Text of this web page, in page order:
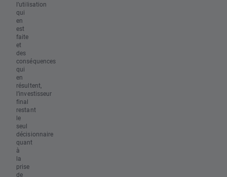
l’utilisation
qui
en
est
faite
et
des
conséquences
qui
en
résultent,
l’investisseur
final
restant
le
seul
décisionnaire
quant
à
la
prise
de